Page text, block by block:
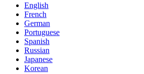
English
French
German
Portuguese
Spanish
Russian
Japanese
Korean